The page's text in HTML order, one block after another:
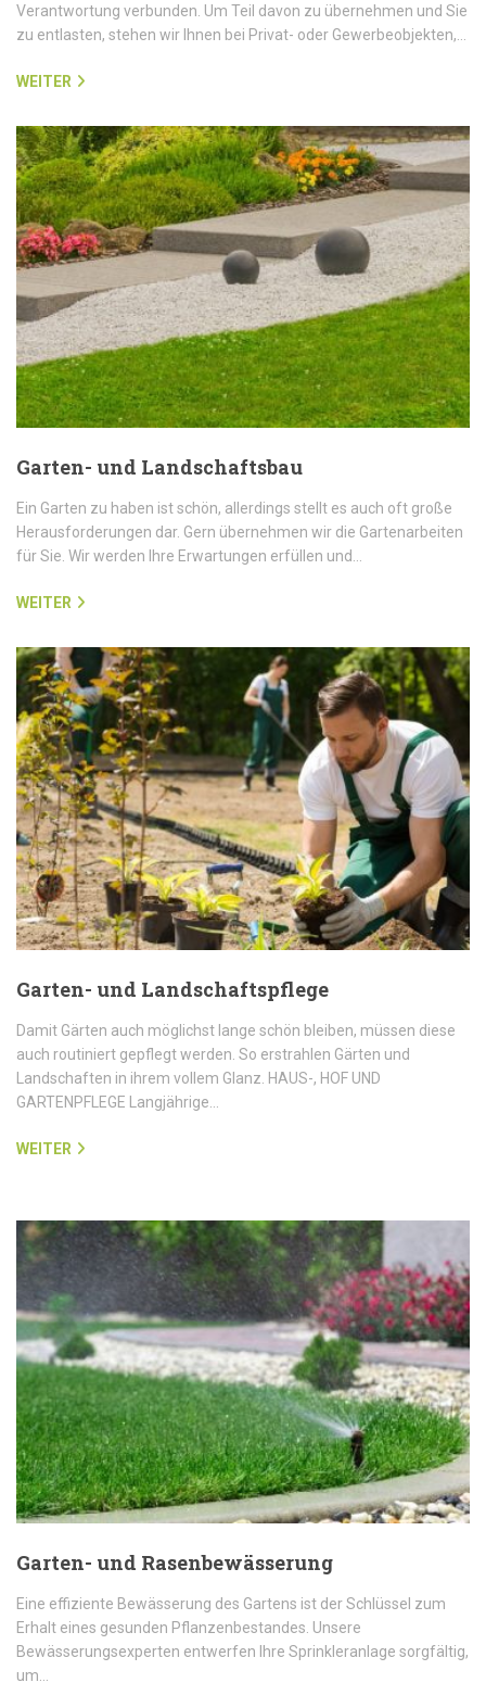
Verantwortung verbunden. Um Teil davon zu übernehmen und Sie
zu entlasten, stehen wir Ihnen bei Privat- oder Gewerbeobjekten,…
WEITER
Garten- und Landschaftsbau
Ein Garten zu haben ist schön, allerdings stellt es auch oft große
Herausforderungen dar. Gern übernehmen wir die Gartenarbeiten
für Sie. Wir werden Ihre Erwartungen erfüllen und…
WEITER
Garten- und Landschaftspflege
Damit Gärten auch möglichst lange schön bleiben, müssen diese
auch routiniert gepflegt werden. So erstrahlen Gärten und
Landschaften in ihrem vollem Glanz. HAUS-, HOF UND
GARTENPFLEGE Langjährige…
WEITER
Garten- und Rasenbewässerung
Eine effiziente Bewässerung des Gartens ist der Schlüssel zum
Erhalt eines gesunden Pflanzenbestandes. Unsere
Bewässerungsexperten entwerfen Ihre Sprinkleranlage sorgfältig,
um…